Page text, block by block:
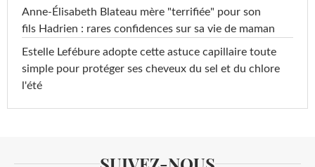
Anne-Élisabeth Blateau mère "terrifiée" pour son
fils Hadrien : rares confidences sur sa vie de maman
Estelle Lefébure adopte cette astuce capillaire toute
simple pour protéger ses cheveux du sel et du chlore
l'été